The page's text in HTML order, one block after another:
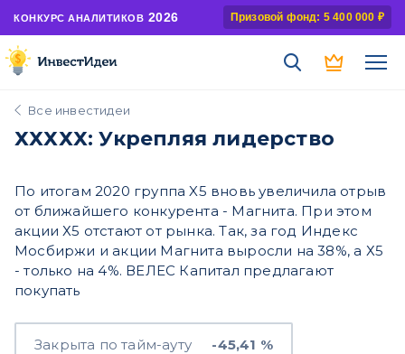
КОНКУРС АНАЛИТИКОВ 2026 Призовой фонд: 5 400 000 ₽
Все инвестидеи
ХХХХХ: Укрепляя лидерство
По итогам 2020 группа X5 вновь увеличила отрыв
от ближайшего конкурента - Магнита. При этом
акции Х5 отстают от рынка. Так, за год Индекс
Мосбиржи и акции Магнита выросли на 38%, а Х5
- только на 4%. ВЕЛЕС Капитал предлагают
покупать
Закрыта по тайм-ауту -45,41 %